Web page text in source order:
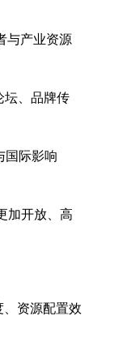
与产业资源
坛、品牌传
国际影响
加开放、高
资源配置效